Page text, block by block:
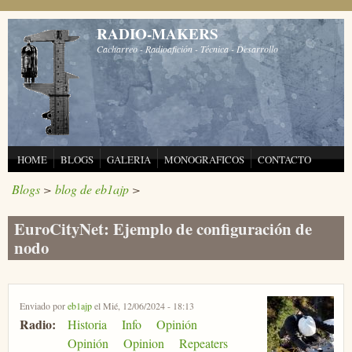
Pasar al contenido principal
RADIO-MAKERS
Cacharreo - Radioafición - Técnica - Desarrollo
HOME BLOGS GALERIA MONOGRAFICOS CONTACTO
Blogs > blog de eb1ajp >
EuroCityNet: Ejemplo de configuración de
nodo
Enviado poreb1ajpel Mié, 12/06/2024 - 18:13
Radio: Historia Info
Opinión
Opinión
Opinion
Repeaters